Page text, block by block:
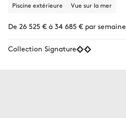
Piscine extérieure Vue sur la mer
De 26 525 € à 34 685 € par semaine
Collection Signature